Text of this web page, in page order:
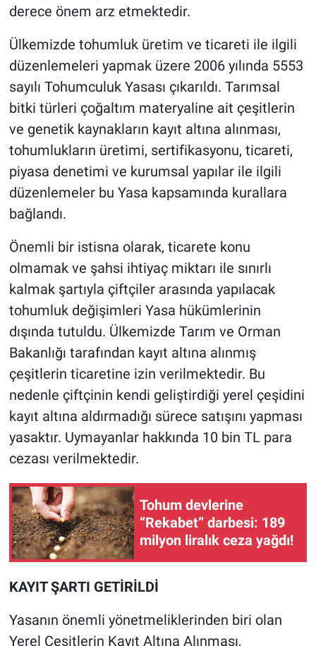
derece önem arz etmektedir.
Ülkemizde tohumluk üretim ve ticareti ile ilgili
düzenlemeleri yapmak üzere 2006 yılında 5553
sayılı Tohumculuk Yasası çıkarıldı. Tarımsal
bitki türleri çoğaltım materyaline ait çeşitlerin
ve genetik kaynakların kayıt altına alınması,
tohumlukların üretimi, sertifikasyonu, ticareti,
piyasa denetimi ve kurumsal yapılar ile ilgili
düzenlemeler bu Yasa kapsamında kurallara
bağlandı.
Önemli bir istisna olarak, ticarete konu
olmamak ve şahsi ihtiyaç miktarı ile sınırlı
kalmak şartıyla çiftçiler arasında yapılacak
tohumluk değişimleri Yasa hükümlerinin
dışında tutuldu. Ülkemizde Tarım ve Orman
Bakanlığı tarafından kayıt altına alınmış
çeşitlerin ticaretine izin verilmektedir. Bu
nedenle çiftçinin kendi geliştirdiği yerel çeşidini
kayıt altına aldırmadığı sürece satışını yapması
yasaktır. Uymayanlar hakkında 10 bin TL para
cezası verilmektedir.
Tohum devlerine
“Rekabet” darbesi: 189
milyon liralık ceza yağdı!
KAYIT ŞARTI GETİRİLDİ
Yasanın önemli yönetmeliklerinden biri olan
Yerel Çeşitlerin Kayıt Altına Alınması,